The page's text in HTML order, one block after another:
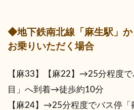
◆地下鉄南北線「麻生駅」
お乗りいただく場合
【麻33】【麻22】→25分程度
目」へ到着→徒歩約10分
【麻24】→25分程度でバス停「